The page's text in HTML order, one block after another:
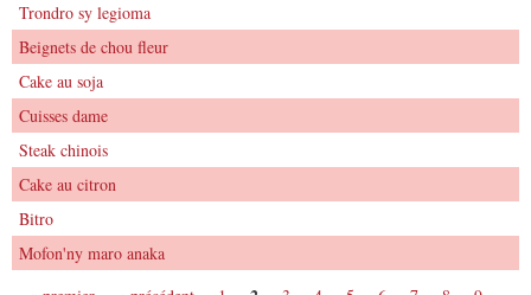
Trondro sy legioma
Beignets de chou fleur
Cake au soja
Cuisses dame
Steak chinois
Cake au citron
Bitro
Mofon'ny maro anaka